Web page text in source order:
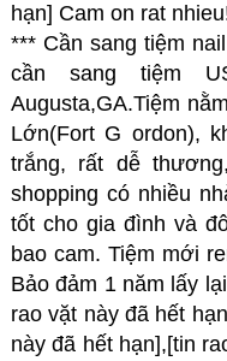
hạn] Cam on rat
*** Cần sang tiệm
cần sang tiệm
Augusta,GA.Tiệm
Lớn(Fort G ordon),
trắng, rất dễ
shopping có nhiều
tốt cho gia đình và
bao cam. Tiệm mới
Bảo đảm 1 năm lấy
rao vặt này đã hết
này đã hết hạn],[tin